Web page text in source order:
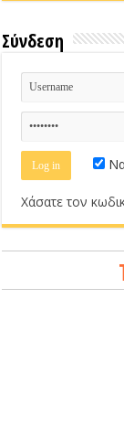
Σύνδεση
Χάσατε τον